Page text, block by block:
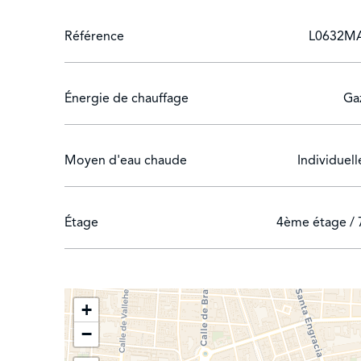
La chambre principale est également extérieure
plus des chambres d'enfants comme le montrent
Pour plus de confort, elle est équipée d'une
Référence
Énergie de chauffage
Moyen d'eau chaude
Étage 4ème étage /
+
−